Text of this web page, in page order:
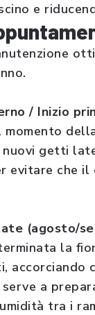
e
/ Inizio
momento
getti
evitare che il
(agosto/
la
accorciando
a
tra i